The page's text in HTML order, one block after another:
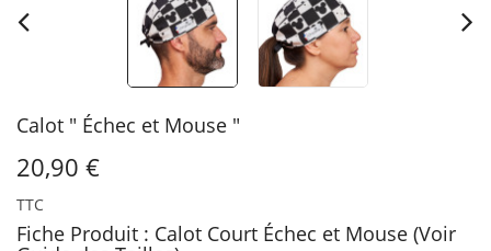
Calot " Échec et Mouse "
20,90 €
TTC
Fiche Produit : Calot Court Échec et Mouse (Voir